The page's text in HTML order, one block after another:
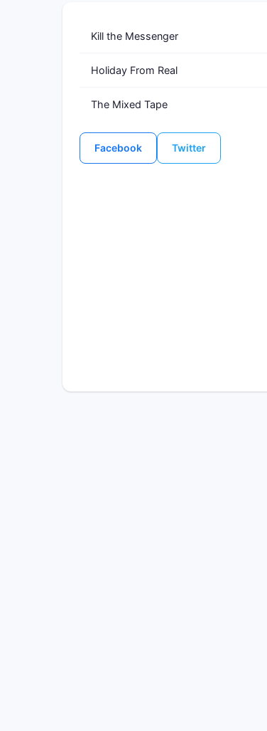
Kill the Messenger
Holiday From Real
The Mixed Tape
Facebook Twitter